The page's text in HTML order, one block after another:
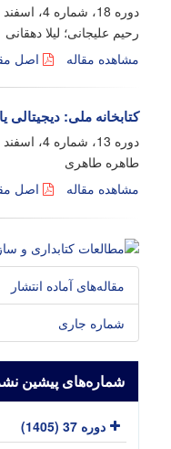
دوره 18، شماره 4، اسفند 1386، صفحه
رحیم علیجانی؛ لیلا دهقانی
مشاهده مقاله
اصل
کتابخانه ملی: دیجیتالی
دوره 13، شماره 4، اسفند 1381، صفحه
طاهره طاهری
مشاهده مقاله
اصل
مقاله‌های آماده انتشار
شماره جاری
شماره‌های پیشین
دوره 37 (1405)